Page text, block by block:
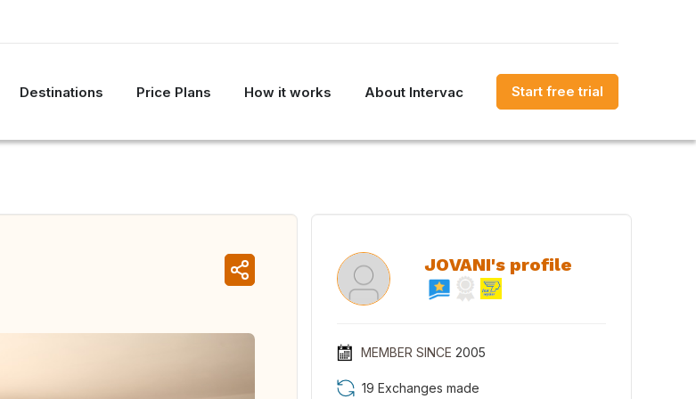
Destinations Price Plans How it works About Intervac Start free trial
JOVANI's profile
MEMBER SINCE 2005
19 Exchanges made